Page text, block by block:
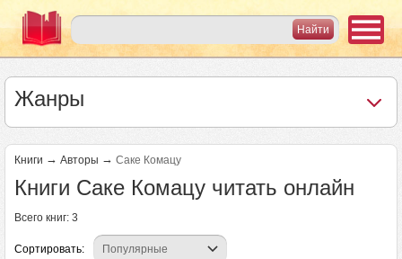
Жанры
Книги → Авторы → Саке Комацу
Книги Саке Комацу читать онлайн
Всего книг: 3
Сортировать: